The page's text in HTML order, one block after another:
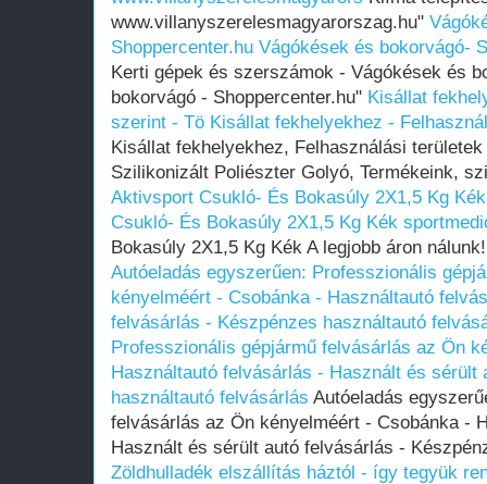
www.villanyszerelesmagyarorszag.hu"
Shoppercenter.hu Vágókések és bokorvágó-
Kerti gépek és szerszámok - Vágókések és
bokorvágó - Shoppercenter.hu" Kisállat
szerint - Tö Kisállat fekhelyekhez -
Kisállat fekhelyekhez, Felhasználási
Szilikonizált Poliészter Golyó, Termékeink,
Aktivsport Csukló- És Bokasúly 2X1,5 Kg
Csukló- És Bokasúly 2X1,5 Kg Kék
Bokasúly 2X1,5 Kg Kék A legjobb áron
Autóeladás egyszerűen: Professzionális
kényelméért - Csobánka - Használtautó
felvásárlás - Készpénzes használtautó
Professzionális gépjármű felvásárlás az Ön
Használtautó felvásárlás - Használt és sérült
használtautó felvásárlás Autóeladás
felvásárlás az Ön kényelméért - Csobánka -
Használt és sérült autó felvásárlás -
Zöldhulladék elszállítás háztól - így tegyük